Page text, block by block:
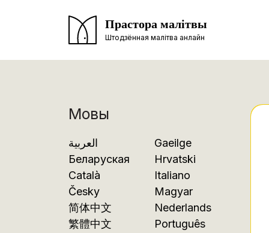
Прастора малітвы
Штодзённая малітва анлайн
Мовы
العربية
Беларуская
Català
Česky
简体中文
繁體中文
Gaeilge
Hrvatski
Italiano
Magyar
Nederlands
Português